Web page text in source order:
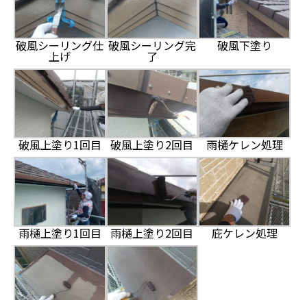
破風シーリング仕
上げ
破風シーリング完
了
破風下塗り
破風上塗り1回目 破風上塗り2回目 雨樋ケレン処理
雨樋上塗り1回目 雨樋上塗り2回目 庇ケレン処理